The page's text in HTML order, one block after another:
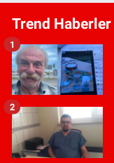
Trend Haberler
1
2